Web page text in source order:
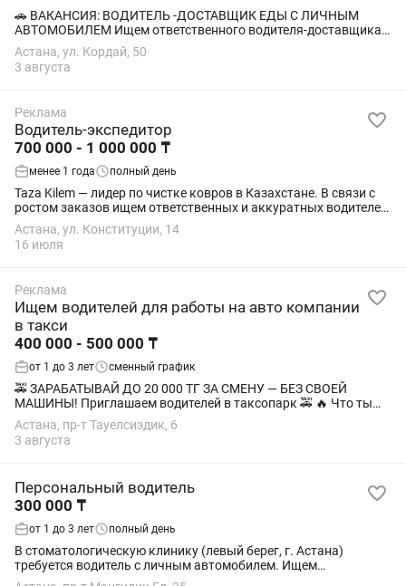
🚗 ВАКАНСИЯ: ВОДИТЕЛЬ -ДОСТАВЩИК ЕДЫ С ЛИЧНЫМ
АВТОМОБИЛЕМ Ищем ответственного водителя-доставщика с
личным автомобилем. доставка еды Требования: Наличие
Астана, ул. Кордай, 50
3 августа
Реклама
Водитель-экспедитор
700 000 - 1 000 000 ₸
менее 1 года полный день
Taza Kilem — лидер по чистке ковров в Казахстане. В связи с
ростом заказов ищем ответственных и аккуратных водителей-
экспедиторов с личным автомобилем для доставки ковров
клиентам. 💼...
Астана, ул. Конституции, 14
16 июля
Реклама
Ищем водителей для работы на авто компании
в такси
400 000 - 500 000 ₸
от 1 до 3 лет сменный график
🚕 ЗАРАБАТЫВАЙ ДО 20 000 ТГ ЗА СМЕНУ — БЕЗ СВОЕЙ
МАШИНЫ! Приглашаем водителей в таксопарк 🚕 🔥 Что ты
получаешь: — Доход уже в первый день — Авто от компании
(АКПП, 2025 года, без пробега) —...
Астана, пр-т Тауелсиздик, 6
3 августа
Персональный водитель
300 000 ₸
от 1 до 3 лет полный день
В стоматологическую клинику (левый берег, г. Астана)
требуется водитель с личным автомобилем. Ищем
ответственного, аккуратного и опытного водителя для